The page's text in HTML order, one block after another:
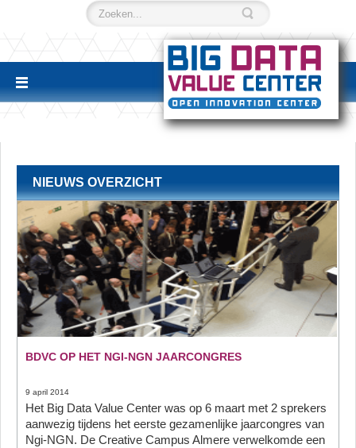
NIEUWS OVERZICHT
BDVC OP HET NGI-NGN JAARCONGRES
9 april 2014
Het Big Data Value Center was op 6 maart met 2 sprekers
aanwezig tijdens het eerste gezamenlijke jaarcongres van
Ngi-NGN. De Creative Campus Almere verwelkomde een